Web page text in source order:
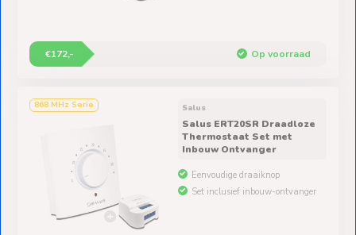
€172,- Op voorraad
868 MHz Serie Salus
Salus ERT20SR Draadloze
Thermostaat Set met
Inbouw Ontvanger
Eenvoudige draaiknop
Set inclusief inbouw-ontvanger